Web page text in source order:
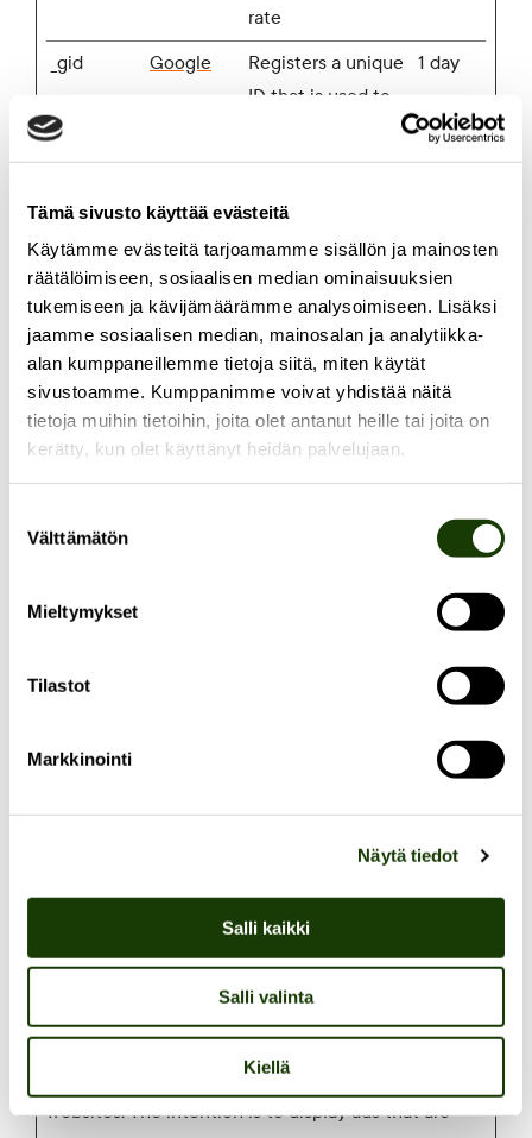
Tämä sivusto käyttää evästeitä
Käytämme evästeitä tarjoamamme sisällön ja mainosten
räätälöimiseen, sosiaalisen median ominaisuuksien
tukemiseen ja kävijämäärämme analysoimiseen. Lisäksi
jaamme sosiaalisen median, mainosalan ja analytiikka-
alan kumppaneillemme tietoja siitä, miten käytät
sivustoamme. Kumppanimme voivat yhdistää näitä
tietoja muihin tietoihin, joita olet antanut heille tai joita on
kerätty, kun olet käyttänyt heidän palvelujaan.
valinta
Välttämätön
Mieltymykset
Tilastot
Markkinointi
Näytä tiedot
Salli kaikki
Salli valinta
Kiellä
rate
_gid Google
Registers a unique
ID that is used to
statistical data on
1 day
ai_user Skedda
Used by Microsoft
Application
Insights software
to collect
statistical usage
and telemetry
1 year
hubspotut
data on visitor
purposes.
180
Marketing cookies are used to track visitors across
websites. The intention is to display ads that are